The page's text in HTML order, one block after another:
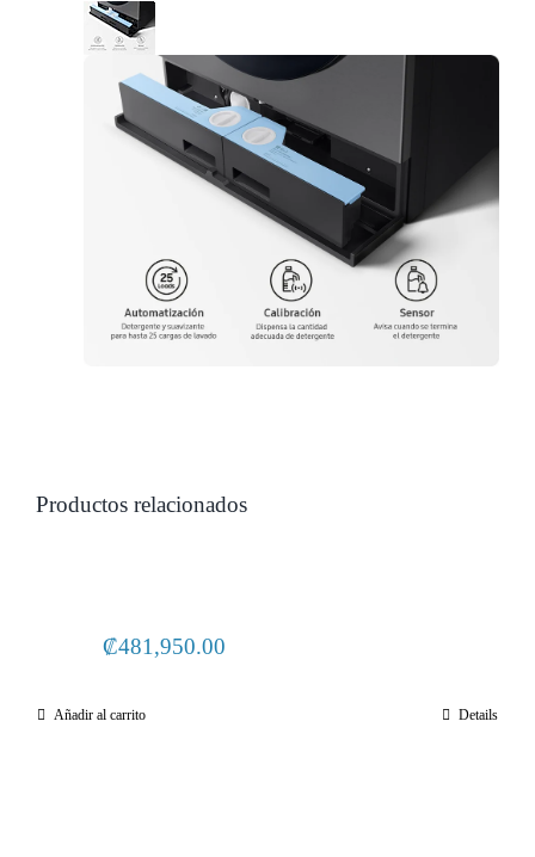
₡481,950.00
Añadir al carrito Details